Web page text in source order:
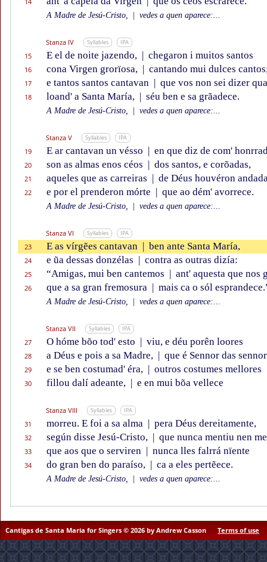
A Madre de Jesú-Cristo, vedes a quen aparece:...
Stanza IV Syllables IPA
15 E el de noite jazendo, | chegaron i muitos santos
16 cona Virgen grorïosa, | cantando mui dulces
17 e tantos santos cantavan | que vos non sei dizer
18 loand' a Santa María, | séu ben e sa grãadece.
A Madre de Jesú-Cristo, vedes a quen aparece:...
Stanza V Syllables IPA
19 E ar cantavan un vésso | en que diz de com'
20 son as almas enos céos | dos santos, e corõadas,
21 aqueles que as carreiras | de Déus houvéron
22 e por el prenderon mórte | que ao dém' avorrece.
A Madre de Jesú-Cristo, vedes a quen aparece:...
Stanza VI Syllables IPA
23 E as vírgẽes cantavan | ben ante Santa María,
24 e ũa dessas donzélas | contra as outras dizía:
25 “Amigas, mui ben cantemos | ant' aquesta que nos
26 que a sa gran fremosura | mais ca o sól
A Madre de Jesú-Cristo, vedes a quen aparece:...
Stanza VII Syllables IPA
27 O hóme bõo tod' esto | viu, e déu porên loores
28 a Déus e pois a sa Madre, | que é Sennor das
29 e se ben costumad' éra, | outros costumes mellores
30 fillou dalí adeante, | e en mui bõa vellece
Stanza VIII Syllables IPA
31 morreu. E foi a sa alma | pera Déus dereitamente,
32 según disse Jesú-Cristo, | que nunca mentiu nen
33 que aos que o serviren | nunca lles falrrá nïente
34 do gran ben do paraíso, | ca a eles pertẽece.
A Madre de Jesú-Cristo, vedes a quen aparece:...
Cantigas de Santa Maria for Singers © 2026 by Andrew Casson Terms of use